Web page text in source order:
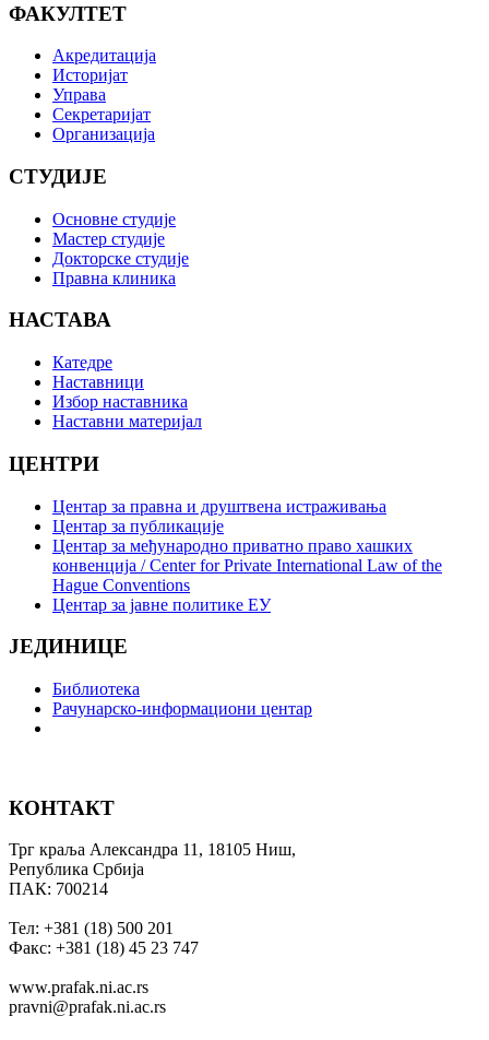
ФАКУЛТЕТ
Акредитација
Историјат
Управа
Секретаријат
Организација
СТУДИЈЕ
Основне студије
Мастер студије
Докторске студије
Правна клиника
НАСТАВА
Катедре
Наставници
Избор наставника
Наставни материјал
ЦЕНТРИ
Центар за правна и друштвена истраживања
Центар за публикације
Центар за међународно приватно право хашких
конвенција / Center for Private International Law of the
Hague Conventions
Центар за јавне политике ЕУ
ЈЕДИНИЦЕ
Библиотека
Рачунарско-информациони центар
КОНТАКТ
Трг краља Александра 11, 18105 Ниш,
Република Србија
ПАК: 700214
Тел: +381 (18) 500 201
Факс: +381 (18) 45 23 747
www.prafak.ni.ac.rs
pravni@prafak.ni.ac.rs